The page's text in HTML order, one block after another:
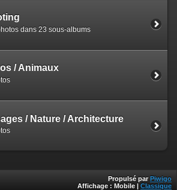
dans 23 sous-albums
/ Animaux
/ Nature / Architecture
Propulsé par Piwigo
Affichage : Mobile Classique